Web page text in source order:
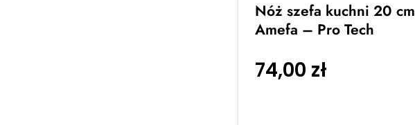
Nóż szefa kuchni 20 cm
Amefa – Pro Tech
74,00 zł